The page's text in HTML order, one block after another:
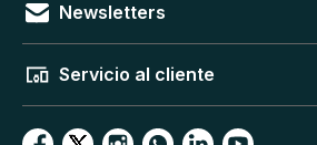
Newsletters
Servicio al cliente